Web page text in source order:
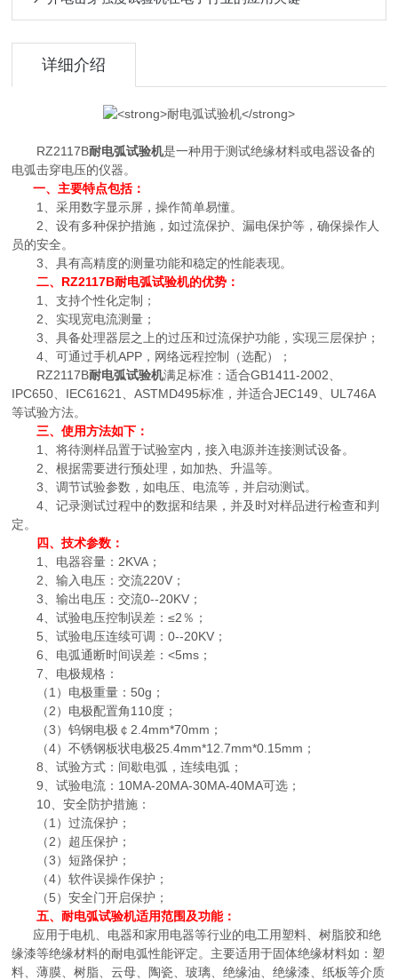
详细介绍
RZ2117B耐电弧试验机是一种用于测试绝缘材料或电器设备的
电弧击穿电压的仪器。
一、 主要特点包括：
1、采用数字显示屏，操作简单易懂。
2、设有多种保护措施，如过流保护、漏电保护等，确保操作人
员的安全。
3、具有高精度的测量功能和稳定的性能表现。
二、 RZ2117B耐电弧试验机的优势：
1、支持个性化定制；
2、实现宽电流测量；
3、具备处理器层之上的过压和过流保护功能，实现三层保护；
4、可通过手机APP，网络远程控制（选配）；
RZ2117B耐电弧试验机满足标准：适合GB1411-2002、
IPC650、IEC61621、ASTMD495标准，并适合JEC149、UL746A
等试验方法。
三、使用方法如下：
1、将待测样品置于试验室内，接入电源并连接测试设备。
2、根据需要进行预处理，如加热、升温等。
3、调节试验参数，如电压、电流等，并启动测试。
4、记录测试过程中的数据和结果，并及时对样品进行检查和判
定。
四、技术参数：
1、电器容量：2KVA；
2、输入电压：交流220V；
3、输出电压：交流0--20KV；
4、试验电压控制误差：≤2％；
5、试验电压连续可调：0--20KV；
6、电弧通断时间误差：<5ms；
7、电极规格：
（1）电极重量：50g；
（2）电极配置角110度；
（3）钨钢电极￠2.4mm*70mm；
（4）不锈钢板状电极25.4mm*12.7mm*0.15mm；
8、试验方式：间歇电弧，连续电弧；
9、试验电流：10MA-20MA-30MA-40MA可选；
10、安全防护措施：
（1）过流保护；
（2）超压保护；
（3）短路保护；
（4）软件误操作保护；
（5）安全门开启保护；
五、耐电弧试验机适用范围及功能：
应用于电机、电器和家用电器等行业的电工用塑料、树脂胶和绝
缘漆等绝缘材料的耐电弧性能评定。主要适用于固体绝缘材料如：塑
料、薄膜、树脂、云母、陶瓷、玻璃、绝缘油、绝缘漆、纸板等介质